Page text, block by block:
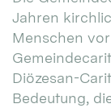
Jahren
Menschen
Diözesan-
Bedeutung,